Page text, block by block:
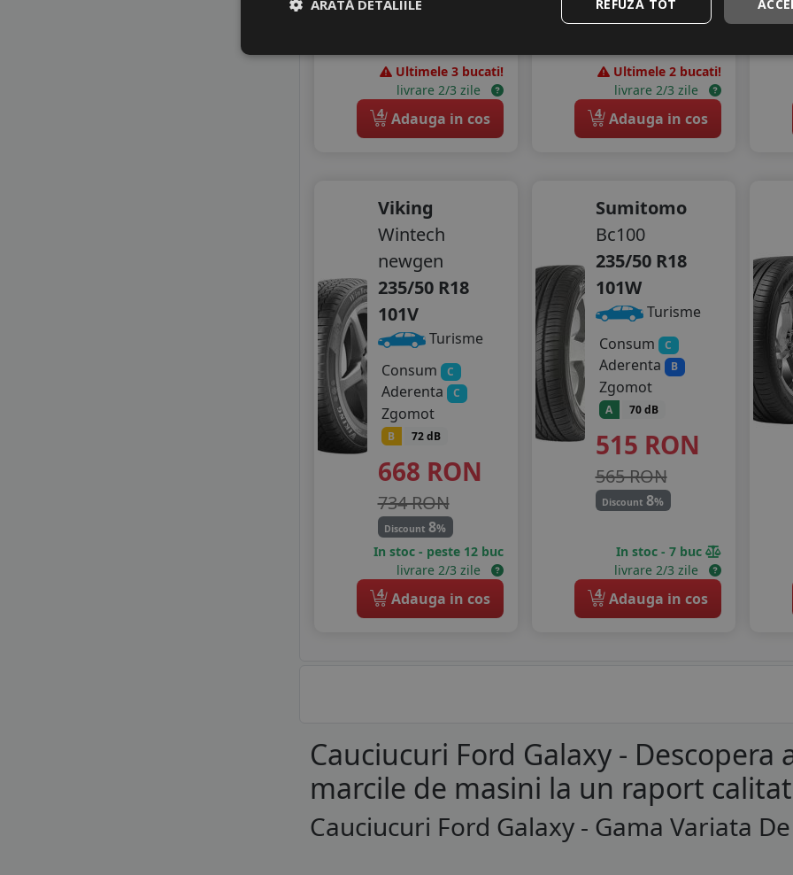
Ultimele 3 bucati!
livrare 2/3 zile
4 Adauga in cos
Discount8%
Ultimele 2 bucati!
livrare 2/3 zile
4 Adauga in cos
Viking
Wintech
newgen
235/50 R18
101V
Turisme
Consum
C
Aderenta C
Zgomot
B 72 dB
668 RON
734 RON
Discount8%
In stoc - peste 12 buc
livrare 2/3 zile
4 Adauga in cos
Sumitomo
Bc100
235/50 R18
101W
Turisme
Consum
C
Aderenta B
Zgomot
A 70 dB
515 RON
565 RON
Discount8%
In stoc - 7 buc
livrare 2/3 zile
4 Adauga in cos
Cauciucuri Ford Galaxy -
marcile de masini la un raport
Cauciucuri Ford Galaxy - Gama Variata
REFUZĂ TOT
ARATĂ DETALIILE